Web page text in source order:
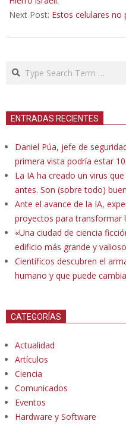
Next Post: Estos celulares no
Search
ENTRADAS RECIENTES
Daniel Púa, jefe de
primera vista podría estar
La IA ha creado un virus
antes. Son (sobre todo)
Ante el avance de la IA,
proyectos para transformar
«Una ciudad de ciencia
edificio más grande y
Científicos descubren el
humano y que puede
CATEGORÍAS
Actualidad
Artículos
Ciencia
Comunicados
Eventos
Hardware y Software